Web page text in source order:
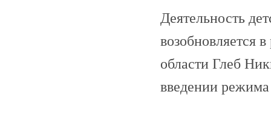
Деятельность
возобновляется
области Глеб
введении